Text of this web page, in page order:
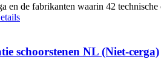
en de fabrikanten waarin 42
schoorstenen NL (Niet-cerga)